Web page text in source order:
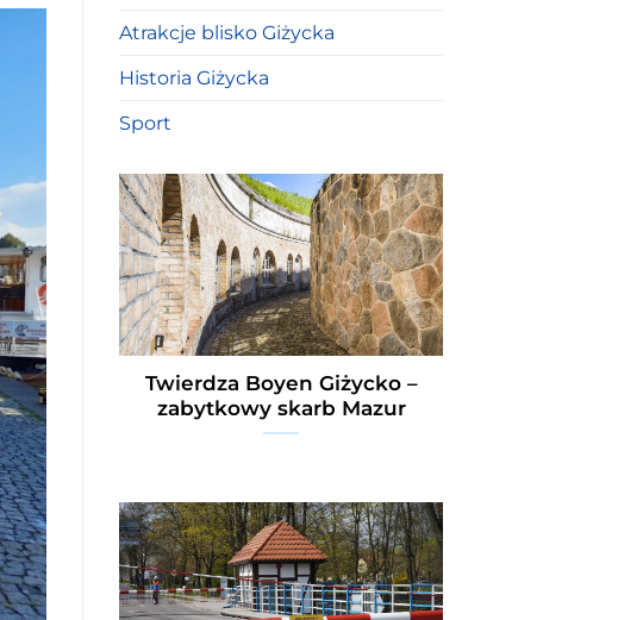
Atrakcje blisko Giżycka
Historia Giżycka
Sport
Twierdza Boyen Giżycko –
zabytkowy skarb Mazur